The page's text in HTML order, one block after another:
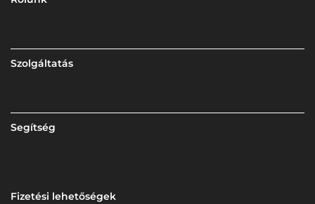
Szolgáltatás
Segítség
Fizetési lehetőségek